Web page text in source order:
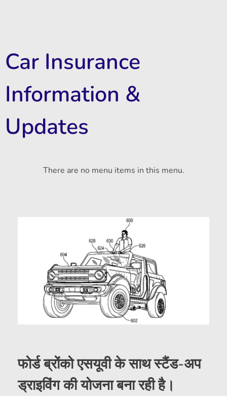
Car Insurance
Information &
Updates
There are no menu items in this menu.
फोर्ड ब्रोंको एसयूवी के साथ स्टैंड-अप
ड्राइविंग की योजना बना रही है।